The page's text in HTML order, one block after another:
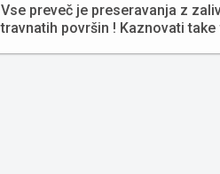
Vse preveč je preseravanja z
travnatih površin ! Kaznovati take